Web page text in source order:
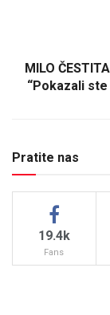
MILO
“Pokazali
Pratite nas
19.4k
Fans